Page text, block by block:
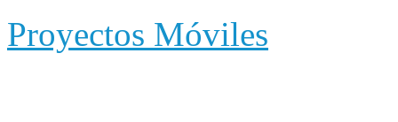
Proyectos Móviles